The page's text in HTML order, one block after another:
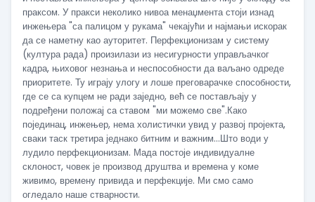
праксом. У пракси неколико нивоа менаџмента стоји изнад
инжењера "са палицом у рукама" чекајући и најмањи искорак
да се наметну као ауторитет. Перфекционизам у систему
(култура рада) произилази из несигурности управљачког
кадра, њиховог незнања и неспособности да ваљано одреде
приоритете. Ту играју улогу и лоше преговарачке способности,
где се са купцем не ради заједно, већ се постављају у
подређени положај са ставом "ми можемо све".Како
појединац, инжењер, нема холистички увид у развој пројекта,
сваки таск третира једнако битним и важним...Што води у
лудило перфекционизам. Мада постоје индивидуалне
склоност, човек је производ друштва и времена у коме
живимо, времену привида и перфекције. Ми смо само
огледало наше стварности.